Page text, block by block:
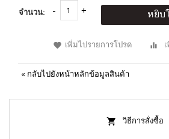
จำนวน: หยิบ
เพิ่มไปรายการโปรด
« กลับไปยังหน้าหลักข้อมูลสินค้า
วิธีการสั่งซื้อ